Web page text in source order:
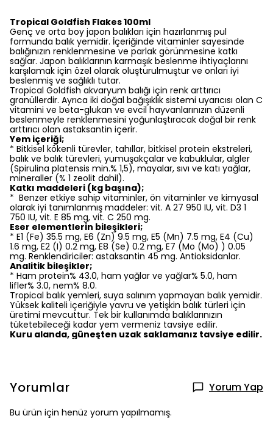
Tropical Goldfish Flakes 100ml
Genç ve orta boy japon balıkları için hazırlanmış pul
formunda balık yemidir. İçeriğinde vitaminler sayesinde
balığınızın renklenmesine ve parlak görünmesine katkı
sağlar. Japon balıklarının karmaşık beslenme ihtiyaçlarını
karşılamak için özel olarak oluşturulmuştur ve onları iyi
beslenmiş ve sağlıklı tutar.
Tropical Goldfish akvaryum balığı için renk arttırıcı
granüllerdir. Ayrıca iki doğal bağışıklık sistemi uyarıcısı olan C
vitamini ve beta-glukan ve evcil hayvanlarınızın düzenli
beslenmeyle renklenmesini yoğunlaştıracak doğal bir renk
arttırıcı olan astaksantin içerir.
Yem içeriği;
* Bitkisel kökenli türevler, tahıllar, bitkisel protein ekstreleri,
balık ve balık türevleri, yumuşakçalar ve kabuklular, algler
(Spirulina platensis min.% 1,5), mayalar, sıvı ve katı yağlar,
mineraller (% 1 zeolit dahil).
Katkı maddeleri (kg başına);
* Benzer etkiye sahip vitaminler, ön vitaminler ve kimyasal
olarak iyi tanımlanmış maddeler: vit. A 27 950 IU, vit. D3 1
750 IU, vit. E 85 mg, vit. C 250 mg.
Eser elementlerin bileşikleri;
* E1 (Fe) 35.5 mg, E6 (Zn) 9.5 mg, E5 (Mn) 7.5 mg, E4 (Cu)
1.6 mg, E2 (I) 0.2 mg, E8 (Se) 0.2 mg, E7 (Mo (Mo) ) 0.05
mg. Renklendiriciler: astaksantin 45 mg. Antioksidanlar.
Analitik bileşikler;
* Ham protein% 43.0, ham yağlar ve yağlar% 5.0, ham
lifler% 3.0, nem% 8.0.
Tropical balık yemleri, suya salınım yapmayan balık yemidir.
Yüksek kaliteli içeriğiyle yavru ve yetişkin balık türleri için
üretimi mevcuttur. Tek bir kullanımda balıklarınızın
tüketebileceği kadar yem vermeniz tavsiye edilir.
Kuru alanda, güneşten uzak saklamanız tavsiye edilir.
Yorumlar Yorum Yap
Bu ürün için henüz yorum yapılmamış.